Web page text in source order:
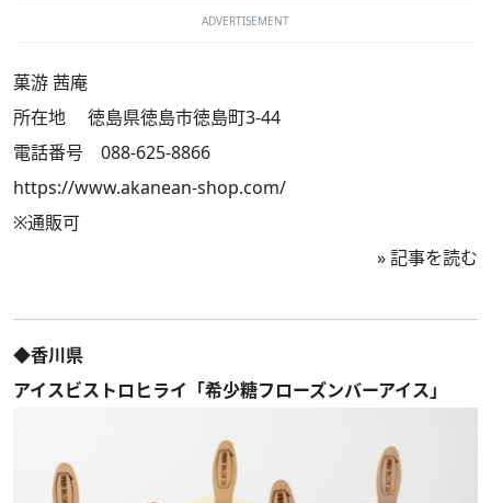
ADVERTISEMENT
菓游 茜庵
所在地 徳島県徳島市徳島町3-44
電話番号 088-625-8866
https://www.akanean-shop.com/
※通販可
»記事を読む
◆香川県
アイスビストロヒライ「希少糖フローズンバーアイス」